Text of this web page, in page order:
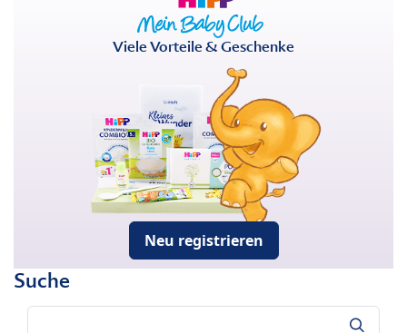
Viele Vorteile & Geschenke
Neu registrieren
Suche